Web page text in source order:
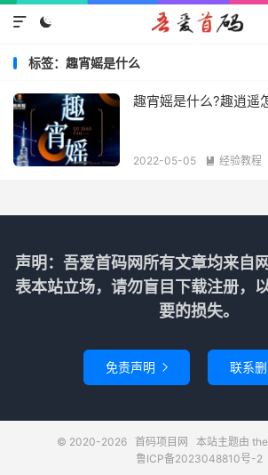


标签：趣宵媱是什么
趣宵媱是什么?趣逍遥
2022-05-05  经验教程
声明：吾爱首码网所有文章均来自
表本站立场，请勿盲目下载注册，
要的损失。
免责声明  联系
© 2020-2026 首码项目网 本站主题由
鲁ICP备2023048810号-2